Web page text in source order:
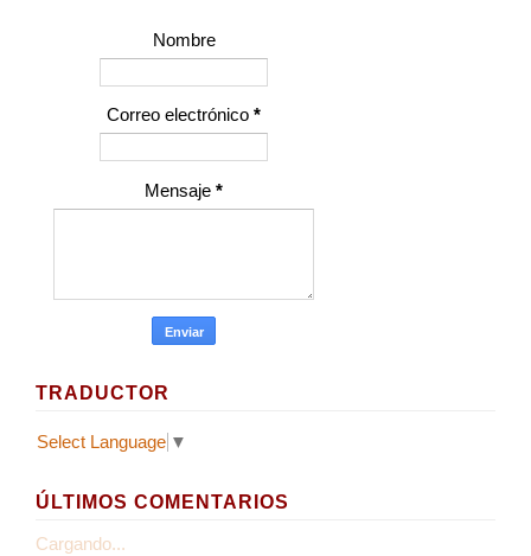
Nombre
Correo electrónico *
Mensaje *
TRADUCTOR
Select Language ▼
ÚLTIMOS COMENTARIOS
Cargando...